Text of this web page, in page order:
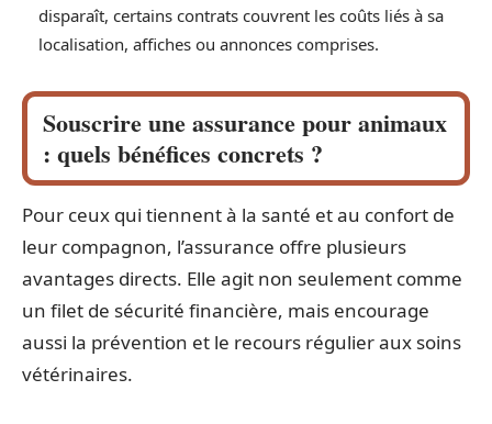
disparaît, certains contrats couvrent les coûts liés à sa
localisation, affiches ou annonces comprises.
Souscrire une assurance pour animaux
: quels bénéfices concrets ?
Pour ceux qui tiennent à la santé et au confort de
leur compagnon, l’assurance offre plusieurs
avantages directs. Elle agit non seulement comme
un filet de sécurité financière, mais encourage
aussi la prévention et le recours régulier aux soins
vétérinaires.